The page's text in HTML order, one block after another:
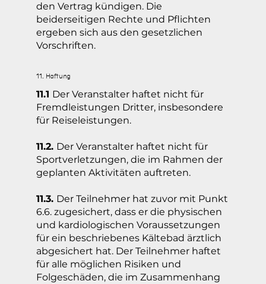
den Vertrag kündigen. Die
beiderseitigen Rechte und Pflichten
ergeben sich aus den gesetzlichen
Vorschriften.
11. Haftung
11.1 Der Veranstalter haftet nicht für
Fremdleistungen Dritter, insbesondere
für Reiseleistungen.
11.2. Der Veranstalter haftet nicht für
Sportverletzungen, die im Rahmen der
geplanten Aktivitäten auftreten.
11.3. Der Teilnehmer hat zuvor mit Punkt
6.6. zugesichert, dass er die physischen
und kardiologischen Voraussetzungen
für ein beschriebenes Kältebad ärztlich
abgesichert hat. Der Teilnehmer haftet
für alle möglichen Risiken und
Folgeschäden, die im Zusammenhang